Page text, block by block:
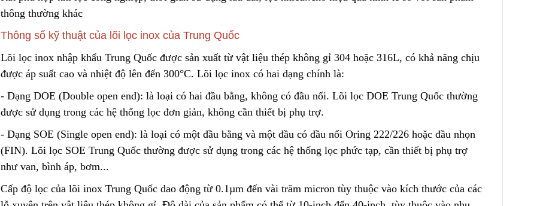
thông thường khác
Thông số kỹ thuật của lõi lọc inox của Trung Quốc
Lõi lọc inox nhập khẩu Trung Quốc được sản xuất từ vật liệu thép không gỉ 304 hoặc 316L, có khả năng chịu
được áp suất cao và nhiệt độ lên đến 300°C. Lõi lọc inox có hai dạng chính là:
- Dạng DOE (Double open end): là loại có hai đầu bằng, không có đầu nối. Lõi lọc DOE Trung Quốc thường
được sử dụng trong các hệ thống lọc đơn giản, không cần thiết bị phụ trợ.
- Dạng SOE (Single open end): là loại có một đầu bằng và một đầu có đầu nối Oring 222/226 hoặc đầu nhọn
(FIN). Lõi lọc SOE Trung Quốc thường được sử dụng trong các hệ thống lọc phức tạp, cần thiết bị phụ trợ
như van, bình áp, bơm...
Cấp độ lọc của lõi inox Trung Quốc dao động từ 0.1µm đến vài trăm micron tùy thuộc vào kích thước của các
Liên hệ
Liên hệ
Bụi Đáy Bằng
Liên hệ
Lõi Lọc Bụi Pe Kết Nối Ren
Liên hệ
Separator Filter |
Stainless Steel
Liên hệ
Than Hoạt Tính DCF Cho
Liên hệ
Cellulozo Màu Vàng Không
Ron
Liên hệ
Liên hệ